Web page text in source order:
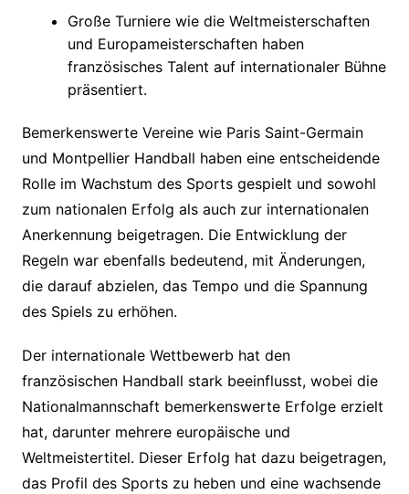
Große Turniere wie die Weltmeisterschaften
und Europameisterschaften haben
französisches Talent auf internationaler Bühne
präsentiert.
Bemerkenswerte Vereine wie Paris Saint-Germain
und Montpellier Handball haben eine entscheidende
Rolle im Wachstum des Sports gespielt und sowohl
zum nationalen Erfolg als auch zur internationalen
Anerkennung beigetragen. Die Entwicklung der
Regeln war ebenfalls bedeutend, mit Änderungen,
die darauf abzielen, das Tempo und die Spannung
des Spiels zu erhöhen.
Der internationale Wettbewerb hat den
französischen Handball stark beeinflusst, wobei die
Nationalmannschaft bemerkenswerte Erfolge erzielt
hat, darunter mehrere europäische und
Weltmeistertitel. Dieser Erfolg hat dazu beigetragen,
das Profil des Sports zu heben und eine wachsende